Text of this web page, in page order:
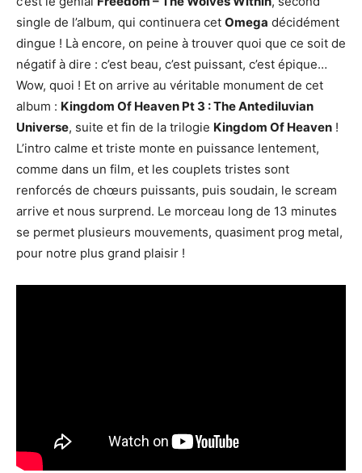
single de l’album, qui continuera cet Omega décidément
dingue ! Là encore, on peine à trouver quoi que ce soit de
négatif à dire : c’est beau, c’est puissant, c’est épique…
Wow, quoi ! Et on arrive au véritable monument de cet
album : Kingdom Of Heaven Pt 3 : The Antediluvian
Universe, suite et fin de la trilogie Kingdom Of Heaven !
L’intro calme et triste monte en puissance lentement,
comme dans un film, et les couplets tristes sont
renforcés de chœurs puissants, puis soudain, le scream
arrive et nous surprend. Le morceau long de 13 minutes
se permet plusieurs mouvements, quasiment prog metal,
pour notre plus grand plaisir !